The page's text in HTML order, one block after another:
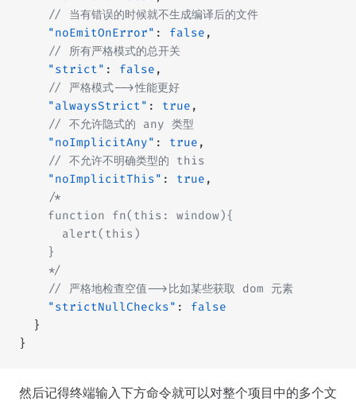
    // 当有错误的时候就不生成编译后的文件
    "noEmitOnError"
: false ,
    // 所有严格模式的总开关
    "strict"
: false ,
    // 严格模式-->性能更好
    "alwaysStrict"
: true ,
    // 不允许隐式的 any 类型
    "noImplicitAny"
: true ,
    // 不允许不明确类型的 this
    "noImplicitThis"
: true ,
    /*
    function fn(this: window){
      alert(this)
    }
    */
    // 严格地检查空值-->比如某些获取 dom 元素
    "strictNullChecks"
: false
  }
}
然后记得终端输入下方命令就可以对整个项目中的多个文